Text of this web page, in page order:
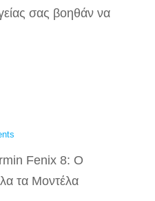
σας βοηθάν να
Fenix 8: Ο
τα Μοντέλα